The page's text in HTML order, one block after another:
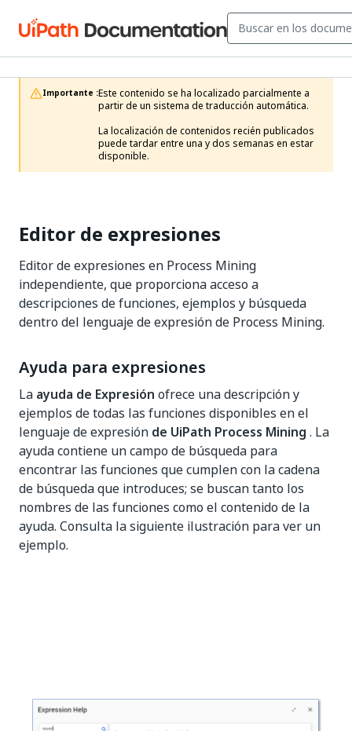
Importante :Este contenido se ha localizado parcialmente a
partir de un sistema de traducción automática.
La localización de contenidos recién publicados
puede tardar entre una y dos semanas en estar
disponible.
Editor de expresiones
Editor de expresiones en Process Mining
independiente, que proporciona acceso a
descripciones de funciones, ejemplos y búsqueda
dentro del lenguaje de expresión de Process Mining.
Ayuda para expresiones
La ayuda de Expresión ofrece una descripción y
ejemplos de todas las funciones disponibles en el
lenguaje de expresión de UiPath Process Mining . La
ayuda contiene un campo de búsqueda para
encontrar las funciones que cumplen con la cadena
de búsqueda que introduces; se buscan tanto los
nombres de las funciones como el contenido de la
ayuda. Consulta la siguiente ilustración para ver un
ejemplo.